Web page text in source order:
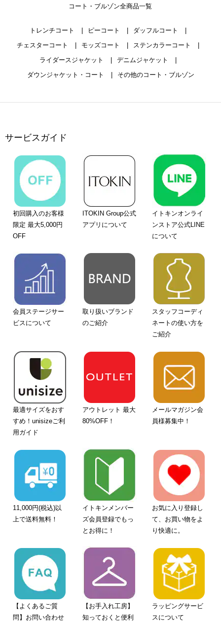
コート・ブルゾン全商品一覧
トレンチコート ピーコート
ダッフルコート
チェスターコート
モッズコート
ステンカラーコート
ライダースジャケット
デニムジャケット
ダウンジャケット・コート
その他のコート・ブルゾン
サービスガイド
初回購入のお客様
限定 最大5,000円
OFF
ITOKIN Group公式
アプリについて
イトキンオンライ
ンストア公式LINE
について
会員ステージサー
ビスについて
取り扱いブランド
のご紹介
スタッフコーディ
ネートの使い方を
ご紹介
最適サイズをおす
すめ！unisizeご利
用ガイド
アウトレット 最大
80%OFF！
メールマガジン会
員様募集中！
11,000円(税込)以
上で送料無料！
イトキンメンバー
ズ会員登録でもっ
とお得に！
お気に入り登録し
て、お買い物をよ
り快適に。
【よくあるご質
問】お問い合わせ
【お手入れ工房】
知っておくと便利
ラッピングサービ
スについて